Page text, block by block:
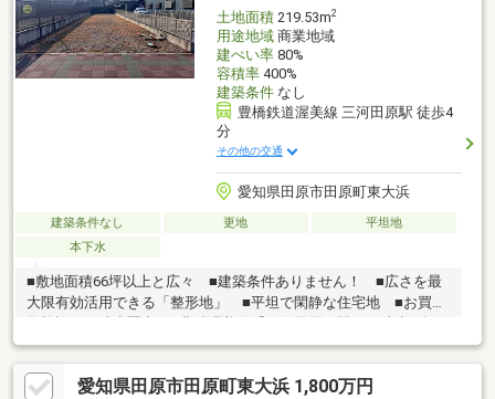
土地面積219.53m2
用途地域商業地域
建ぺい率80%
容積率400%
建築条件なし
豊橋鉄道渥美線 三河田原駅 徒歩4
分
その他の交通
愛知県田原市田原町東大浜
建築条件なし 更地
平坦地
本下水
■敷地面積66坪以上と広々 ■建築条件ありません！ ■広さを最
大限有効活用できる「整形地」 ■平坦で閑静な住宅地 ■お買い
■通勤通学にも便利
愛知県田原市田原町東大浜 1,800万円